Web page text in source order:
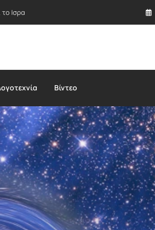
Ισραήλ – Στο επίκεντρο Ελλάδα και Κύπρος
Βίντεο